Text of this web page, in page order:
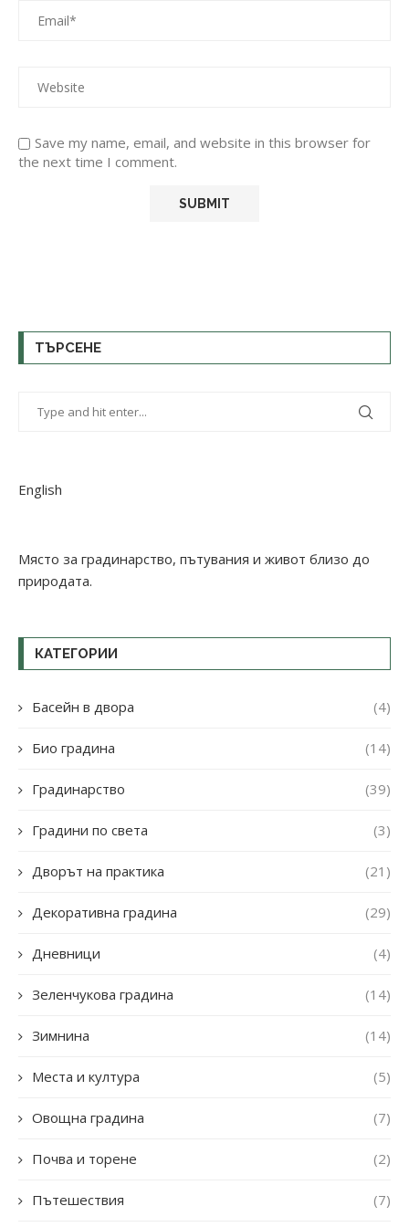
Save my name, email, and website in this browser for
the next time I comment.
ТЪРСЕНЕ
English
Място за градинарство, пътувания и живот близо до
природата.
КАТЕГОРИИ
Басейн в двора (4)
Био градина (14)
Градинарство (39)
Градини по света (3)
Дворът на практика (21)
Декоративна градина (29)
Дневници (4)
Зеленчукова градина (14)
Зимнина (14)
Места и култура (5)
Овощна градина (7)
Почва и торене (2)
Пътешествия (7)